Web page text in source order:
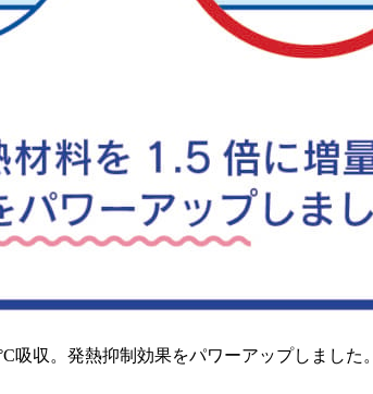
吸収。発熱抑制効果をパワーアップしまし